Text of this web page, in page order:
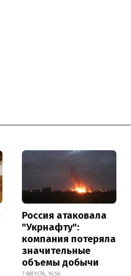
Россия атаковала
"Укрнафту":
компания потеряла
значительные
объемы добычи
7 АВГУСТА, 16:50